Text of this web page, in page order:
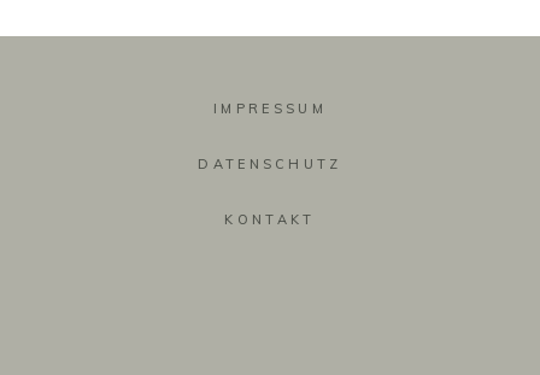
IMPRESSUM
DATENSCHUTZ
KONTAKT